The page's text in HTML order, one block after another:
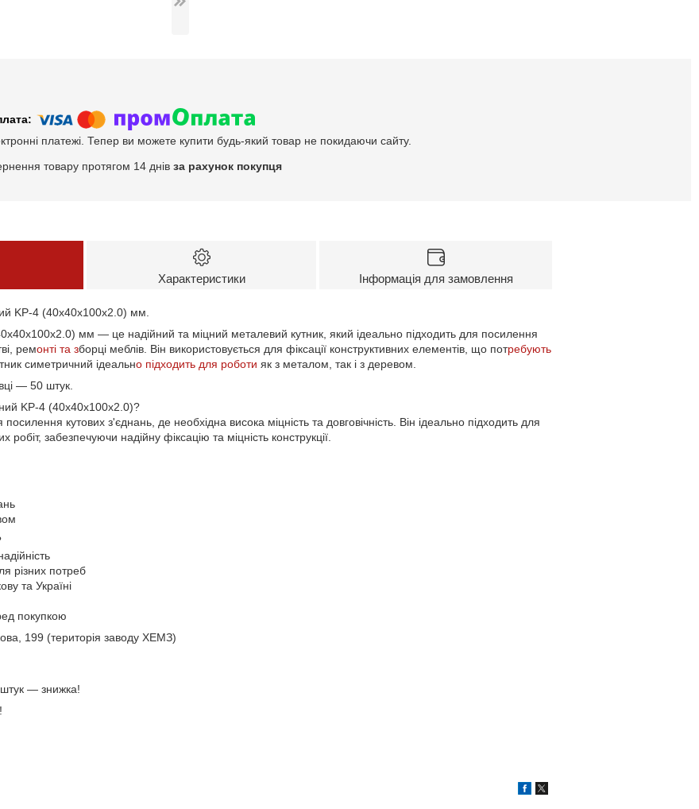
платежі. Тепер ви можете купити будь-який товар не покидаючи сайту.
товару протягом 14 днів за рахунок покупця
Характеристики Інформація для замовлення
KP-4 (40x40x100x2.0) мм.
мм — це надійний та міцний металевий кутник, який ідеально підходить для посилення
ремонті та зборці меблів. Він використовується для фіксації конструктивних елементів, що потребують
симетричний ідеально підходить для роботи як з металом, так і з деревом.
— 50 штук.
KP-4 (40x40x100x2.0)?
кутових з'єднань, де необхідна висока міцність та довговічність. Він ідеально підходить для
робіт, забезпечуючи надійну фіксацію та міцність конструкції.
різних потреб
та Україні
покупкою
199 (територія заводу ХЕМЗ)
— знижка!